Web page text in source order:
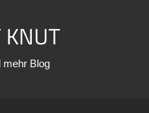
KNUT
mehr Blog